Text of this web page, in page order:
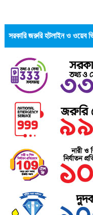
সরকারি জরুরি হটলাইন ও ওয়েব